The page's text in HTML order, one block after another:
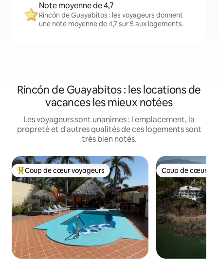
Note moyenne de 4,7
Rincón de Guayabitos : les voyageurs donnent
une note moyenne de 4,7 sur 5 aux logements.
Rincón de Guayabitos : les locations de
vacances les mieux notées
Les voyageurs sont unanimes : l'emplacement, la
propreté et d'autres qualités de ces logements sont
très bien notés.
Coup de cœur voyageurs parmi les plus aimés
Coup de cœur voyageurs Coup de cœur
Coup de cœur